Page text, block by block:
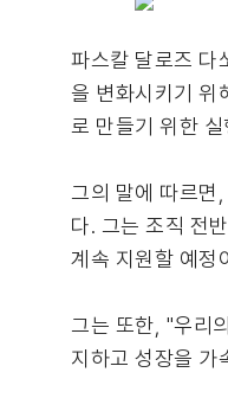
파스칼 달로즈 다
을 변화시키기 위
로 만들기 위한
그의 말에 따르면
다. 그는 조직 전
계속 지원할 예정
그는 또한, "우리
지하고 성장을 가